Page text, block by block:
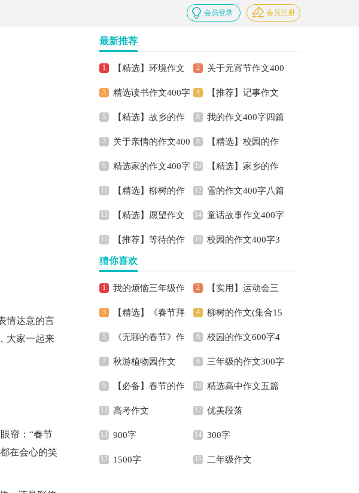
会员登录 会员注册
情达意的言
大家一起来
帘：“春节
在会心的笑
最新推荐
【精选】环境作文
400字四篇
关于元宵节作文400
字3篇
精选读书作文400字
汇编8篇
【推荐】记事作文
400字合集6篇
【精选】故乡的作
文400字4篇
我的作文400字四篇
关于亲情的作文400
字汇编7篇
【精选】校园的作
文400字4篇
精选家的作文400字
四篇
【精选】家乡的作
文400字9篇
【精选】柳树的作
文400字4篇
雪的作文400字八篇
【精选】愿望作文
400字五篇
童话故事作文400字
汇总七篇
【推荐】等待的作
文400字四篇
校园的作文400字3
猜你喜欢
我的烦恼三年级作
文
【实用】运动会三
年级作文四篇
【精选】《春节拜
年》作文600字3篇
柳树的作文(集合15
篇)
《无聊的春节》作
文600字合集5篇
校园的作文600字4
篇
秋游植物园作文 三年级的作文300字
锦集五篇
【必备】春节的作
文600字汇总十篇
精选高中作文五篇
高考作文 优美段落
900字 300字
1500字 二年级作文